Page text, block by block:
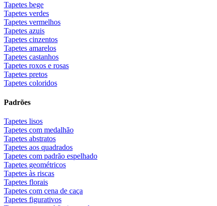
Tapetes bege
Tapetes verdes
Tapetes vermelhos
Tapetes azuis
Tapetes cinzentos
Tapetes amarelos
Tapetes castanhos
Tapetes roxos e rosas
Tapetes pretos
Tapetes coloridos
Padrões
Tapetes lisos
Tapetes com medalhão
Tapetes abstratos
Tapetes aos quadrados
Tapetes com padrão espelhado
Tapetes geométricos
Tapetes às riscas
Tapetes florais
Tapetes com cena de caça
Tapetes figurativos